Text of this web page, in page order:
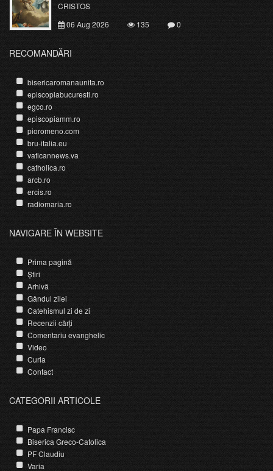
CRISTOS
06 Aug 2026
135 0
RECOMANDĂRI
bisericaromanaunita.ro
episcopiabucuresti.ro
egco.ro
episcopiamm.ro
pioromeno.com
bru-italia.eu
vaticannews.va
catholica.ro
arcb.ro
ercis.ro
radiomaria.ro
NAVIGARE ÎN WEBSITE
Prima pagină
Știri
Arhivă
Gândul zilei
Catehismul zi de zi
Recenzii cărți
Comentariu evanghelic
Video
Curia
Contact
CATEGORII ARTICOLE
Papa Francisc
Biserica Greco-Catolica
PF Claudiu
Varia